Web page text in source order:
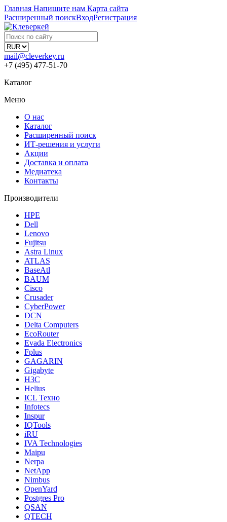
Главная Напишите нам Карта сайта
Расширенный поискВходРегистрация
mail@cleverkey.ru
+7 (495) 477-51-70
Каталог
Меню
О нас
Каталог
Расширенный поиск
ИТ-решения и услуги
Акции
Доставка и оплата
Медиатека
Контакты
Производители
HPE
Dell
Lenovo
Fujitsu
Astra Linux
ATLAS
BaseAtl
BAUM
Cisco
Crusader
CyberPower
DCN
Delta Computers
EcoRouter
Evada Electronics
Fplus
GAGARIN
Gigabyte
H3C
Helius
ICL Техно
Infotecs
Inspur
IQTools
iRU
IVA Technologies
Maipu
Nerpa
NetApp
Nimbus
OpenYard
Postgres Pro
QSAN
QTECH